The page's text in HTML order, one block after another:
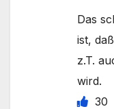
Das
ist,
z.T.
wird.
30